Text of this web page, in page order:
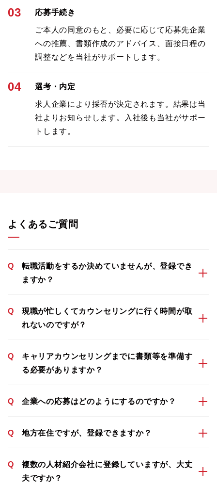
03 応募手続き
ご本人の同意のもと、必要に応じて応募先企業
への推薦、書類作成のアドバイス、面接日程の
調整などを当社がサポートします。
04 選考・内定
求人企業により採否が決定されます。結果は当
社よりお知らせします。入社後も当社がサポー
トします。
よくあるご質問
Q
転職活動をするか決めていませんが、登録でき
ますか？
Q
現職が忙しくてカウンセリングに行く時間が取
れないのですが？
Q
キャリアカウンセリングまでに書類等を準備す
る必要がありますか？
Q 企業への応募はどのようにするのですか？
Q 地方在住ですが、登録できますか？
Q
複数の人材紹介会社に登録していますが、大丈
夫ですか？